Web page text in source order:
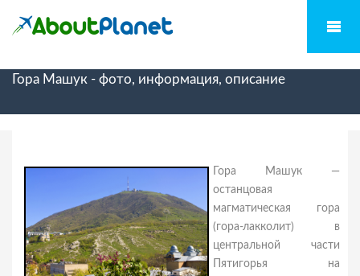
Гора Машук - фото, информация, описание
Гора Машук —
останцовая
магматическая гора
(гора-лакколит) в
центральной части
Пятигорья на